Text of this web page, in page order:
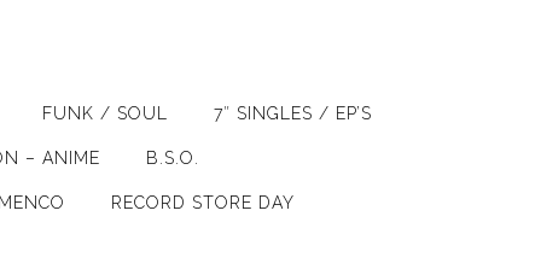
FUNK / SOUL 7″ SINGLES / EP’S
– ANIME B.S.O.
RECORD STORE DAY